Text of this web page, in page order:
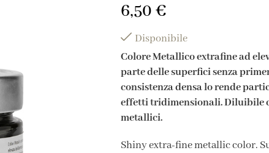
6,50 €
Disponibile
Colore Metallico extrafine ad
parte delle superfici senza
consistenza densa lo rende
effetti tridimensionali. Diluibile
metallici.
Shiny extra-fine metallic color.